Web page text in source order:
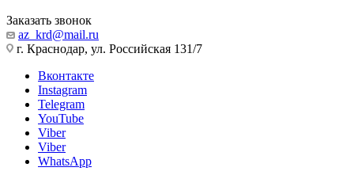
Заказать звонок
az_krd@mail.ru
г. Краснодар, ул. Российская 131/7
Вконтакте
Instagram
Telegram
YouTube
Viber
Viber
WhatsApp